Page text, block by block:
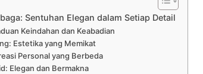
Sentuhan Elegan dalam Setiap Detail
Keindahan dan Keabadian
Estetika yang Memikat
Personal yang Berbeda
Elegan dan Bermakna